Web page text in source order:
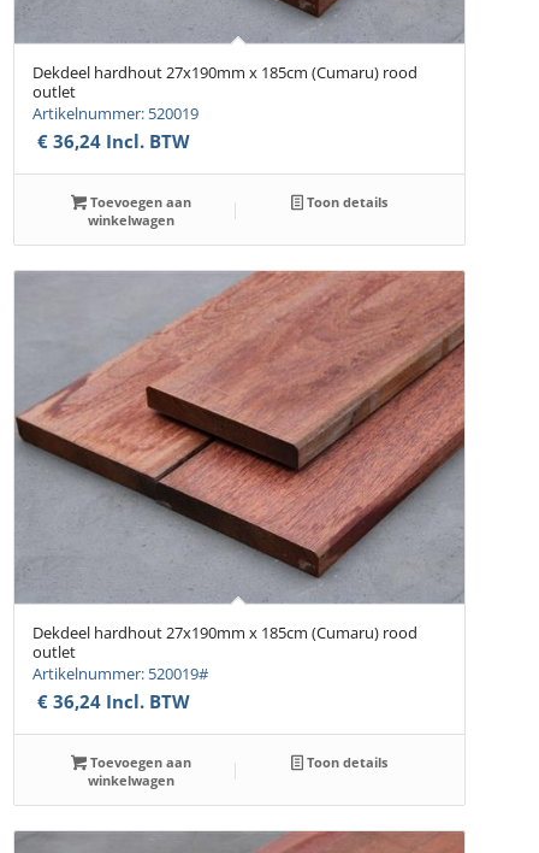
Dekdeel hardhout 27x190mm x 185cm (Cumaru) rood
outlet
Artikelnummer: 520019
€ 36,24 Incl. BTW
Toevoegen aan
winkelwagen
Toon details
Dekdeel hardhout 27x190mm x 185cm (Cumaru) rood
outlet
Artikelnummer: 520019#
€ 36,24 Incl. BTW
Toevoegen aan
winkelwagen
Toon details